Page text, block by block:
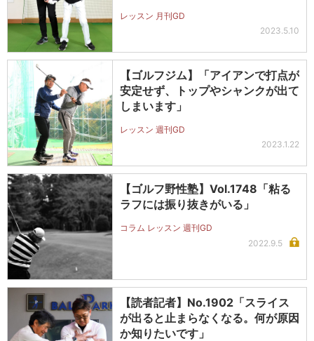
レッスン 月刊GD
2023.5.10
【ゴルフジム】「アイアンで打点が
安定せず、トップやシャンクが出て
しまいます」
レッスン 週刊GD
2023.1.22
【ゴルフ野性塾】Vol.1748「粘る
ラフには振り抜きがいる」
コラム レッスン 週刊GD
2022.9.5
【読者記者】No.1902「スライス
が出ると止まらなくなる。何が原因
か知りたいです」